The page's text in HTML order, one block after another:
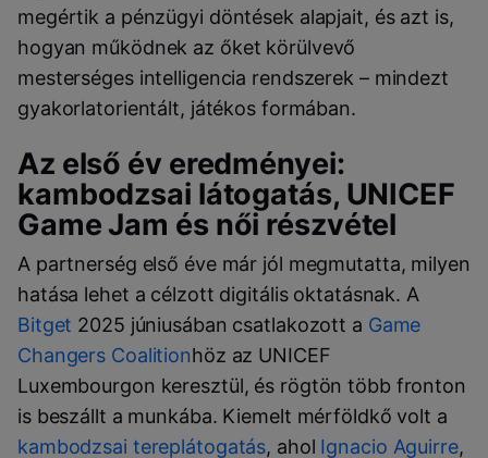
megértik a pénzügyi döntések alapjait, és azt is,
hogyan működnek az őket körülvevő
mesterséges intelligencia rendszerek – mindezt
gyakorlatorientált, játékos formában.
Az első év eredményei:
kambodzsai látogatás, UNICEF
Game Jam és női részvétel
A partnerség első éve már jól megmutatta, milyen
hatása lehet a célzott digitális oktatásnak. A
Bitget 2025 júniusában csatlakozott a Game
Changers Coalitionhöz az UNICEF
Luxembourgon keresztül, és rögtön több fronton
is beszállt a munkába. Kiemelt mérföldkő volt a
kambodzsai tereplátogatás, ahol Ignacio Aguirre,